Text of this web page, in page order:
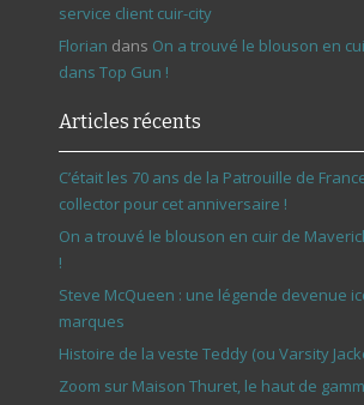
service client cuir-city
Florian dans On a trouvé le blouson en
dans Top Gun !
Articles récents
C’était les 70 ans de la Patrouille de
collector pour cet anniversaire !
On a trouvé le blouson en cuir de
!
Steve McQueen : une légende devenue
marques
Histoire de la veste Teddy (ou Varsity
Zoom sur Maison Thuret, le haut de